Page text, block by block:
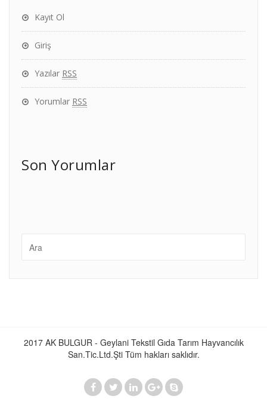
Kayıt Ol
Giriş
Yazılar RSS
Yorumlar RSS
Son Yorumlar
2017 AK BULGUR - Geylani Tekstil Gıda Tarım Hayvancılık
San.Tic.Ltd.Şti Tüm hakları saklıdır.